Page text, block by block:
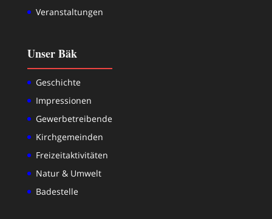
Veranstaltungen
Unser Bäk
Geschichte
Impressionen
Gewerbetreibende
Kirchgemeinden
Freizeitaktivitäten
Natur & Umwelt
Badestelle